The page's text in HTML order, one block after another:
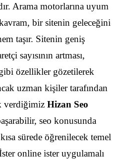
Arama motorlarına uyum
bir sitenin geleceğini
taşır. Sitenin geniş
sayısının artması,
özellikler gözetilerek
uzman kişiler tarafından
verdiğimiz Hizan Seo
seo konusunda
sürede öğrenilecek temel
online ister uygulamalı